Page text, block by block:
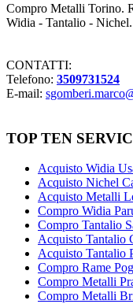
Compro Metalli Torino.
Widia - Tantalio - Nichel.
CONTATTI:
Telefono: 3509731524
E-mail:
TOP TEN
Acquisto Widia
Acquisto Nichel
Acquisto Metalli
Compro Widia
Compro Tantalio
Acquisto Tantalio
Acquisto Tantalio
Compro Rame
Compro Metalli
Compro Metalli